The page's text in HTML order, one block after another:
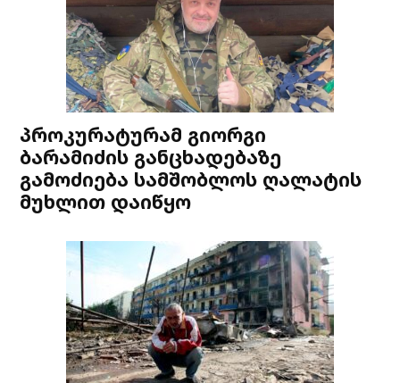
პროკურატურამ გიორგი
ბარამიძის განცხადებაზე
გამოძიება სამშობლოს ღალატის
მუხლით დაიწყო